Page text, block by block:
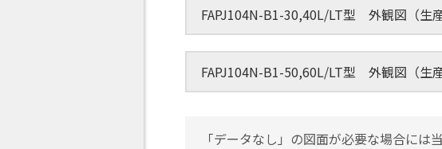
FAPJ104N-B1-30,40L/LT型 外観図（生産
FAPJ104N-B1-50,60L/LT型 外観図（生産
「データなし」の図面が必要な場合には